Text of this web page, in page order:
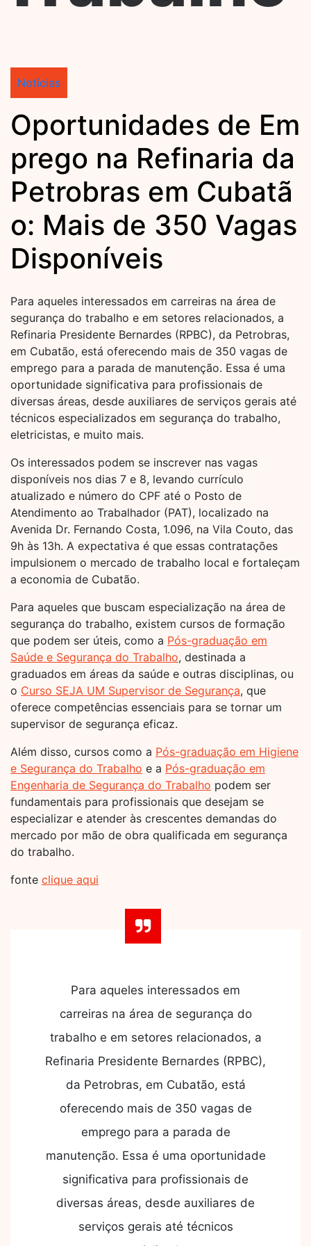
Notícias
Oportunidades de Em
prego na Refinaria da
Petrobras em Cubatã
o: Mais de 350 Vagas
Disponíveis
Para aqueles interessados em carreiras na área de
segurança do trabalho e em setores relacionados, a
Refinaria Presidente Bernardes (RPBC), da Petrobras,
em Cubatão, está oferecendo mais de 350 vagas de
emprego para a parada de manutenção. Essa é uma
oportunidade significativa para profissionais de
diversas áreas, desde auxiliares de serviços gerais até
técnicos especializados em segurança do trabalho,
eletricistas, e muito mais.
Os interessados podem se inscrever nas vagas
disponíveis nos dias 7 e 8, levando currículo
atualizado e número do CPF até o Posto de
Atendimento ao Trabalhador (PAT), localizado na
Avenida Dr. Fernando Costa, 1.096, na Vila Couto, das
9h às 13h. A expectativa é que essas contratações
impulsionem o mercado de trabalho local e fortaleçam
a economia de Cubatão.
Para aqueles que buscam especialização na área de
segurança do trabalho, existem cursos de formação
que podem ser úteis, como a Pós-graduação em
Saúde e Segurança do Trabalho, destinada a
graduados em áreas da saúde e outras disciplinas, ou
o Curso SEJA UM Supervisor de Segurança, que
oferece competências essenciais para se tornar um
supervisor de segurança eficaz.
Além disso, cursos como a Pós-graduação em Higiene
e Segurança do Trabalho e a Pós-graduação em
Engenharia de Segurança do Trabalho podem ser
fundamentais para profissionais que desejam se
especializar e atender às crescentes demandas do
mercado por mão de obra qualificada em segurança
do trabalho.
fonte clique aqui
Para aqueles interessados em
carreiras na área de segurança do
trabalho e em setores relacionados, a
Refinaria Presidente Bernardes (RPBC),
da Petrobras, em Cubatão, está
oferecendo mais de 350 vagas de
emprego para a parada de
manutenção. Essa é uma oportunidade
significativa para profissionais de
diversas áreas, desde auxiliares de
serviços gerais até técnicos